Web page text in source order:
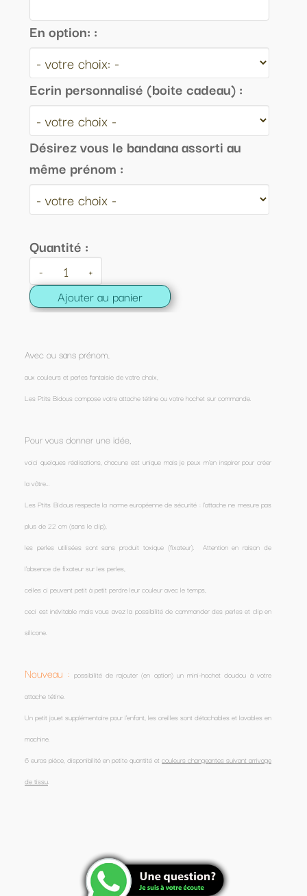
En option: :
Ecrin personnalisé (boite cadeau) :
Désirez vous le bandana assorti au
même prénom :
Quantité :
- +
Ajouter au panier
Avec ou sans prénom,
aux couleurs et perles fantaisie de votre choix,
Les Ptits Bidous compose votre attache tétine ou votre hochet sur commande.
Pour vous donner une idée,
voici quelques réalisations, chacune est unique mais je peux m'en inspirer pour créer
la vôtre...
Les Ptits Bidous respecte la norme européenne de sécurité : l'attache ne mesure pas
plus de 22 cm (sans le clip),
les perles utilisées sont sans produit toxique (fixateur). Attention en raison de
l'absence de fixateur sur les perles,
celles ci peuvent petit à petit perdre leur couleur avec le temps,
ceci est inévitable mais vous avez la possibilité de commander des perles et clip en
silicone.
Nouveau : possibilité de rajouter (en option) un mini-hochet doudou à votre
attache tétine.
Un petit jouet supplémentaire pour l'enfant, les oreilles sont détachables et lavables en
machine.
6 euros pièce, disponibilité en petite quantité et couleurs changeantes suivant arrivage
de tissu.